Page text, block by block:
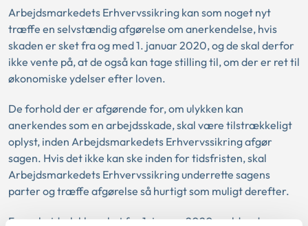
Arbejdsmarkedets Erhvervssikring kan som noget nyt
træffe en selvstændig afgørelse om anerkendelse, hvis
skaden er sket fra og med 1. januar 2020, og de skal derfor
ikke vente på, at de også kan tage stilling til, om der er ret til
økonomiske ydelser efter loven.
De forhold der er afgørende for, om ulykken kan
anerkendes som en arbejdsskade, skal være tilstrækkeligt
oplyst, inden Arbejdsmarkedets Erhvervssikring afgør
sagen. Hvis det ikke kan ske inden for tidsfristen, skal
Arbejdsmarkedets Erhvervssikring underrette sagens
parter og træffe afgørelse så hurtigt som muligt derefter.
For arbejdsulykker sket før 1. januar 2020 gælder de